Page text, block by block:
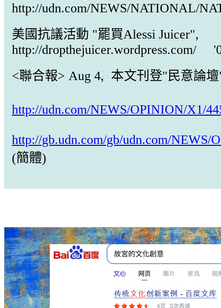
http://udn.com/NEWS/NATIONAL/
美國抗議活動 "罷買Alessi Juicer",
http://dropthejuicer.wordpress.com/
<聯合報> Aug 4, 本文刊登"民意論
http://udn.com/NEWS/OPINION/X1/
http://gb.udn.com/gb/udn.com/NEWS/
(簡體)